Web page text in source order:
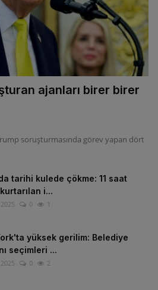
ajanları birer birer
soruşturmasında görev yapan dört
tarihi kulede çökme: 11 saat
i...
0 1
yüksek gerilim: Belediye
seçimleri ...
0 2